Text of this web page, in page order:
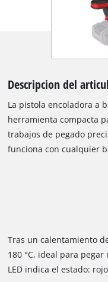
Descripcion del
La pistola encoladora a
herramienta compacta
trabajos de pegado
funciona con cualquier
Tras un calentamiento
180 °C, ideal para
LED indica el estado: